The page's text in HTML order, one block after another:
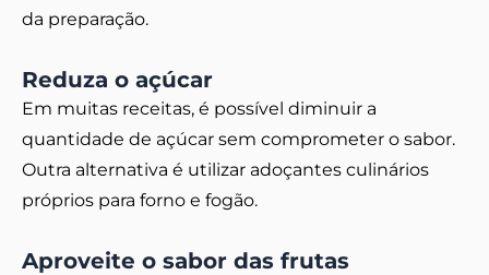
da preparação.
Reduza o açúcar
Em muitas receitas, é possível diminuir a
quantidade de açúcar sem comprometer o sabor.
Outra alternativa é utilizar adoçantes culinários
próprios para forno e fogão.
Aproveite o sabor das frutas